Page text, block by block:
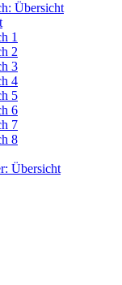
Übersicht
1
2
3
4
5
6
7
8
Übersicht